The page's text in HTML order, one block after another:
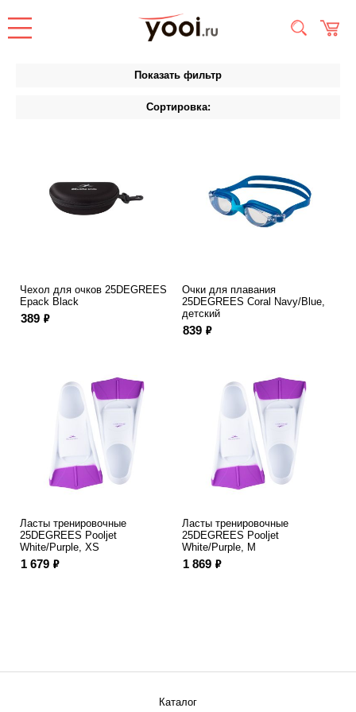
Показать фильтр
Сортировка:
Чехол для очков 25DEGREES
Epack Black
389 ф
Очки для плавания
25DEGREES Coral Navy/Blue,
детский
839 ф
Ласты тренировочные
25DEGREES Pooljet
White/Purple, XS
1 679 ф
Ласты тренировочные
25DEGREES Pooljet
White/Purple, M
1 869 ф
Каталог